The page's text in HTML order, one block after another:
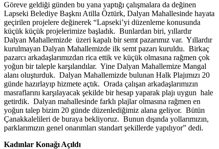
Göreve geldiği günden bu yana yaptığı çalışmalara da değinen
Lapseki Belediye Başknı Atilla Öztürk, Dalyan Mahallesinde hayata
geçirilen projelere değinerek “Lapseki’yi düzenleme konusunda
küçük küçük projelerimize başladık. Bunlardan biri, yıllardır
Dalyan Mahallemizde üzeri kapalı bir semt pazarımız var. Yıllardır
kurulmayan Dalyan Mahallemizde ilk semt pazarı kuruldu. Birkaç
pazarcı arkadaşlarımızdan rica ettik ve küçük olmasına rağmen çok
yoğun bir taleple karşılandılar. Yine Dalyan Mahallemize Mangal
alanı oluşturduk. Dalyan Mahallemizde bulunan Halk Plajımızı 20
günde hazırlayıp hizmete açtık. Orada çalışan arkadaşlarımızın
masraflarını karşılayacak şekilde bir hesap yaparak plajı uygun hale
getirdik. Dalyan mahallesinde farklı plajlar olmasına rağmen en
yoğun talep bizim 20 günde düzenlediğimiz alana geliyor. Bütün
Çanakkalelileri de buraya bekliyoruz. Bunun dışında yollarımızın,
parklarımızın genel onarımları standart şekillerde yapılıyor” dedi.
Kadınlar Konağı Açıldı